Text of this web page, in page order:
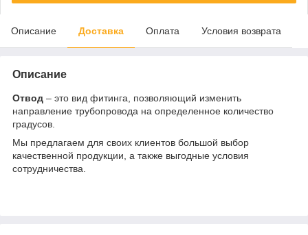
Описание Доставка Оплата Условия возврата
Описание
Отвод – это вид фитинга, позволяющий изменить
направление трубопровода на определенное количество
градусов.
Мы предлагаем для своих клиентов большой выбор
качественной продукции, а также выгодные условия
сотрудничества.